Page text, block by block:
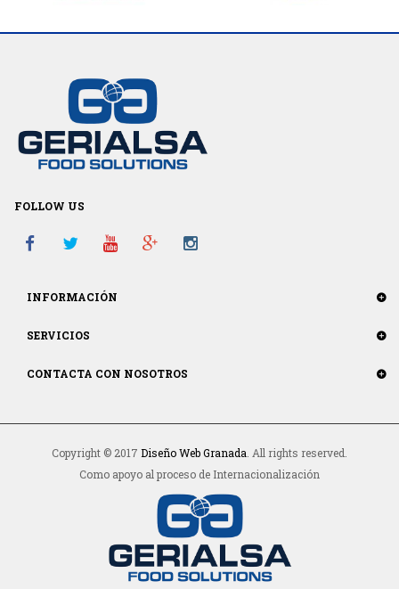
FOLLOW US
INFORMACIÓN
SERVICIOS
CONTACTA CON NOSOTROS
Copyright © 2017 Diseño Web Granada . All rights reserved.
Como apoyo al proceso de Internacionalización